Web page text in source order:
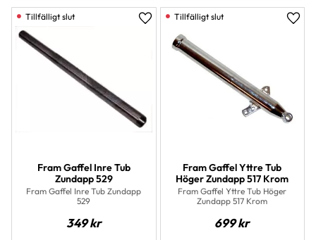
Fram Gaffel Inre Tub
Zundapp 529
Fram Gaffel Inre Tub Zundapp
529
349kr
Lägg till i favoriter
Fram Gaffel Yttre Tub
Höger Zundapp 517 Krom
Fram Gaffel Yttre Tub Höger
Zundapp 517 Krom
699kr